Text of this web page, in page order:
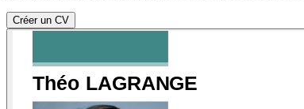
Créer un CV